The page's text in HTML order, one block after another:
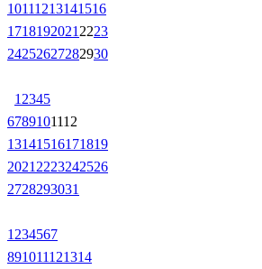
10111213141516
17181920212223
24252627282930
12345
6789101112
13141516171819
20212223242526
2728293031
1234567
891011121314